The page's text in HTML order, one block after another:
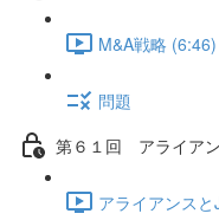
M&A戦略 (6:46)
問題
第６１回 アライアン
アライアンス